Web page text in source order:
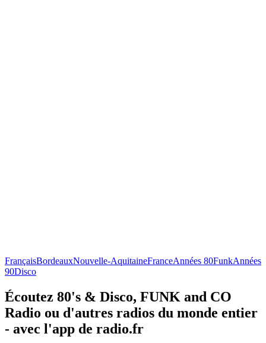
FrançaisBordeauxNouvelle-AquitaineFranceAnnées 80FunkAnnées
90Disco
Écoutez 80's & Disco, FUNK and CO
Radio ou d'autres radios du monde entier
- avec l'app de radio.fr